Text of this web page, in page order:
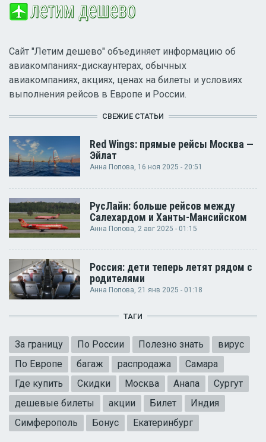
Сайт "Летим дешево" объединяет информацию об
авиакомпаниях-дискаунтерах, обычных
авиакомпаниях, акциях, ценах на билеты и условиях
выполнения рейсов в Европе и России.
СВЕЖИЕ СТАТЬИ
Red Wings: прямые рейсы Москва —
Эйлат
Анна Попова, 16 ноя 2025 - 20:51
РусЛайн: больше рейсов между
Салехардом и Ханты-Мансийском
Анна Попова , 2 авг 2025 - 01:15
Россия: дети теперь летят рядом с
родителями
Анна Попова, 21 янв 2025 - 01:18
ТАГИ
За границу По России Полезно знать
вирус
По Европе
багаж распродажа
Самара
Где купить
Скидки Москва Анапа
Сургут
дешевые билеты
акции Билет
Индия
Симферополь
Бонус Екатеринбург